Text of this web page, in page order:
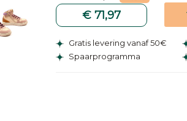
€ 71,97
Gratis levering vanaf 50€
Spaarprogramma